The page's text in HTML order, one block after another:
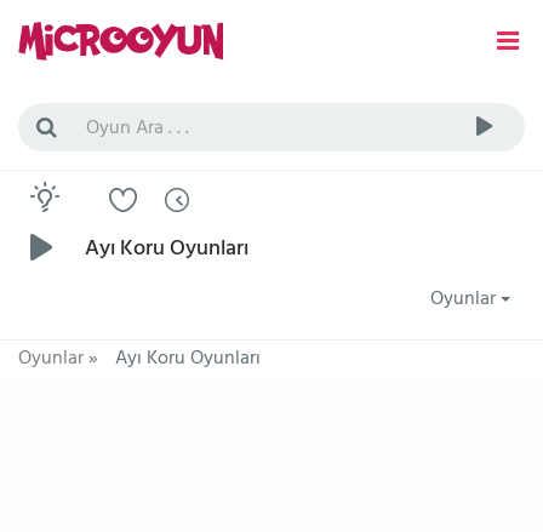
Ayı Koru Oyunları
Oyunlar
Oyunlar» Ayı Koru Oyunları